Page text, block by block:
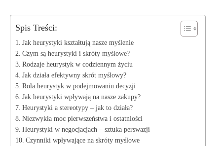
Spis Treści:
Jak heurystyki kształtują nasze myślenie
Czym są heurystyki i skróty myślowe?
Rodzaje heurystyk w codziennym życiu
Jak działa efektywny skrót myślowy?
Rola heurystyk w podejmowaniu decyzji
Jak heurystyki wpływają na nasze zakupy?
Heurystyki a stereotypy – jak to działa?
Niezwykła moc pierwszeństwa i ostatniości
Heurystyki w negocjacjach – sztuka perswazji
Czynniki wpływające na skróty myślowe